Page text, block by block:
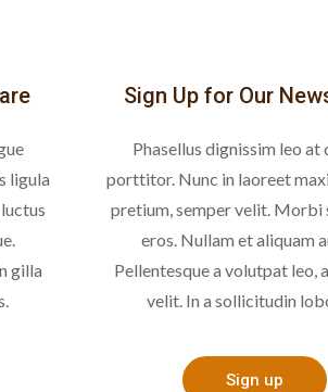
ligula
gilla
Sign Up for Our
Phasellus dignissim leo at
porttitor. Nunc in laoreet
pretium, semper velit. Morbi
eros. Nullam et aliquam
Pellentesque a volutpat leo,
velit. In a sollicitudin
Sign up